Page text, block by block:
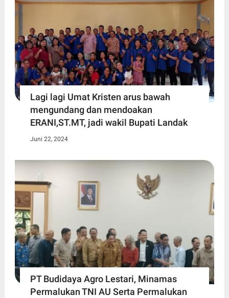
Lagi lagi Umat Kristen arus bawah
mengundang dan mendoakan
ERANI,ST.MT, jadi wakil Bupati Landak
Juni 22, 2024
PT Budidaya Agro Lestari, Minamas
Permalukan TNI AU Serta Permalukan